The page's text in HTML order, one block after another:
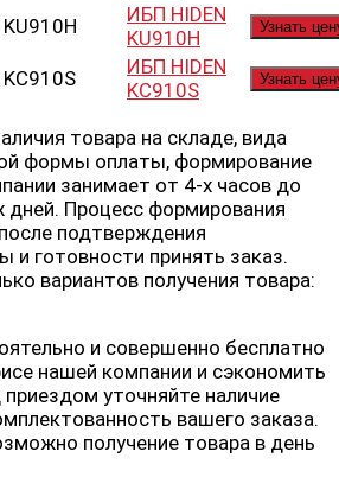
KU910H
ИБП HIDEN
KU910H
Узнать
KC910S
ИБП HIDEN
KC910S
Узнать
товара на складе, вида
формы оплаты, формирование
занимает от 4-х часов до
дней. Процесс формирования
подтверждения
и готовности принять заказ.
вариантов получения товара:
и совершенно бесплатно
нашей компании и сэкономить
уточняйте наличие
вашего заказа.
получение товара в день